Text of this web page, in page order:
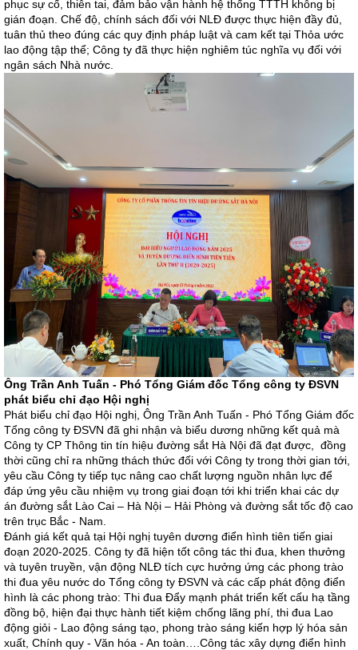
phục sự cố, thiên tai, đảm bảo vận hành hệ thống TTTH không bị
gián đoạn. Chế độ, chính sách đối với NLĐ được thực hiện đầy đủ,
tuân thủ theo đúng các quy định pháp luật và cam kết tại Thỏa ước
lao động tập thể; Công ty đã thực hiện nghiêm túc nghĩa vụ đối với
ngân sách Nhà nước.
Ông Trần Anh Tuấn - Phó Tổng Giám đốc Tổng công ty ĐSVN
phát biểu chỉ đạo Hội nghị
Phát biểu chỉ đạo Hội nghị, Ông Trần Anh Tuấn - Phó Tổng Giám đốc
Tổng công ty ĐSVN đã ghi nhận và biểu dương những kết quả mà
Công ty CP Thông tin tín hiệu đường sắt Hà Nội đã đạt được, đồng
thời cũng chỉ ra những thách thức đối với Công ty trong thời gian tới,
yêu cầu Công ty tiếp tục nâng cao chất lượng nguồn nhân lực để
đáp ứng yêu cầu nhiệm vụ trong giai đoạn tới khi triển khai các dự
án đường sắt Lào Cai – Hà Nội – Hải Phòng và đường sắt tốc độ cao
trên trục Bắc - Nam.
Đánh giá kết quả tại Hội nghị tuyên dương điển hình tiên tiến giai
đoạn 2020-2025. Công ty đã hiện tốt công tác thi đua, khen thưởng
và tuyên truyền, vận động NLĐ tích cực hưởng ứng các phong trào
thi đua yêu nước do Tổng công ty ĐSVN và các cấp phát động điển
hình là các phong trào: Thi đua Đẩy mạnh phát triển kết cấu hạ tầng
đồng bộ, hiện đại thực hành tiết kiệm chống lãng phí, thi đua Lao
động giỏi - Lao động sáng tạo, phong trào sáng kiến hợp lý hóa sản
xuất, Chính quy - Văn hóa - An toàn….Công tác xây dựng điển hình